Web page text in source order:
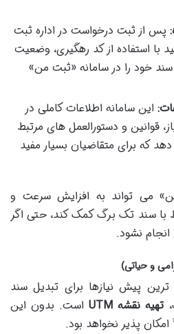
پس از ثبت درخواست در اداره ثبت
با استفاده از کد رهگیری، وضعیت
خود را در سامانه «ثبت من»
این سامانه اطلاعات کاملی در
قوانین و دستورالعمل های مرتبط
دهد که برای متقاضیان بسیار مفید
می تواند به افزایش سرعت و
با سند تک برگ کمک کند، حتی اگر
نشود.
پیش نیازها برای تبدیل سند
تهیه نقشه UTM
است. بدون این
امکان پذیر نخواهد بود.